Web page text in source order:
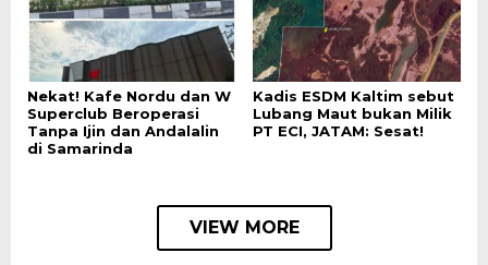
Nekat! Kafe Nordu dan W
Superclub Beroperasi
Tanpa Ijin dan Andalalin
di Samarinda
Kadis ESDM Kaltim sebut
Lubang Maut bukan Milik
PT ECI, JATAM: Sesat!
VIEW MORE